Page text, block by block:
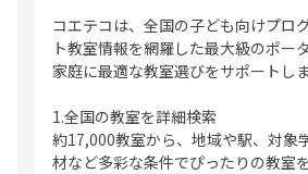
コエテコは、全国の子ども向けプロ
ト教室情報を網羅した最大級のポー
家庭に最適な教室選びをサポートしま
1.全国の教室を詳細検索
約17,000教室から、地域や駅、対象
材など多彩な条件でぴったりの教室を